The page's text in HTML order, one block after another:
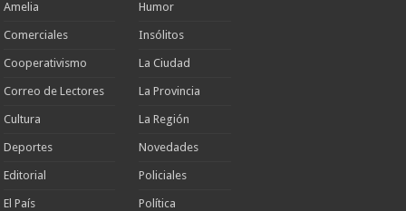
Amelia
Comerciales
Cooperativismo
Correo de Lectores
Cultura
Deportes
Editorial
El País
Humor
Insólitos
La Ciudad
La Provincia
La Región
Novedades
Policiales
Política